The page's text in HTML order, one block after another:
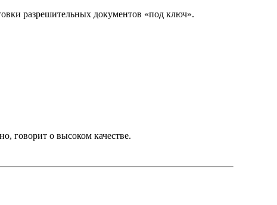
разрешительных документов «под ключ».
говорит о высоком качестве.